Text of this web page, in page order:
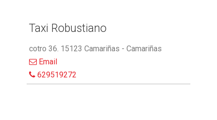
Taxi Robustiano
cotro 36. 15123 Camariñas - Camariñas
Email
629519272